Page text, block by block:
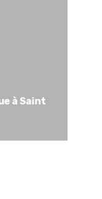
à Saint